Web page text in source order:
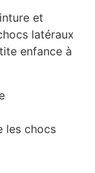
et
latéraux
enfance à
les chocs